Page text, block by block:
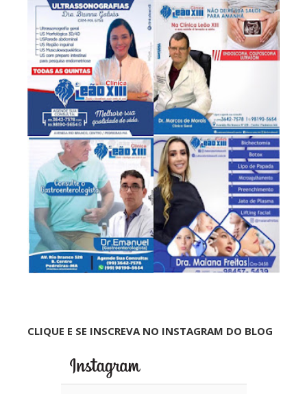
CLIQUE E SE INSCREVA NO INSTAGRAM DO BLOG